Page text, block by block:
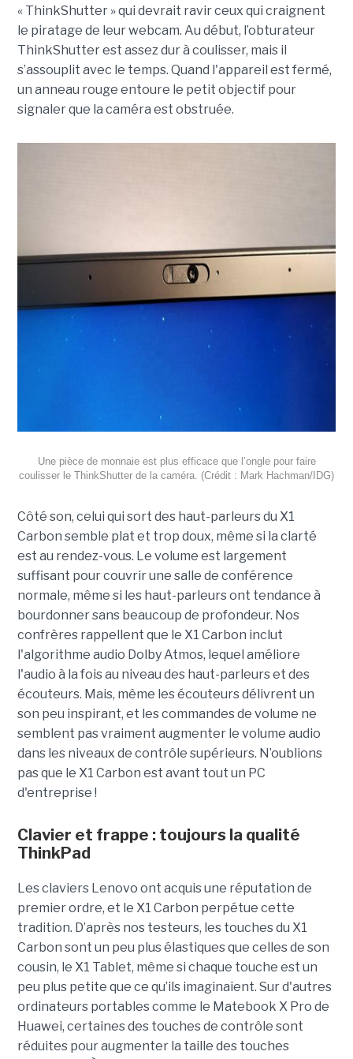
« ThinkShutter » qui devrait ravir ceux qui craignent
le piratage de leur webcam. Au début, l’obturateur
ThinkShutter est assez dur à coulisser, mais il
s’assouplit avec le temps. Quand l'appareil est fermé,
un anneau rouge entoure le petit objectif pour
signaler que la caméra est obstruée.
Une pièce de monnaie est plus efficace que l’ongle pour faire
coulisser le ThinkShutter de la caméra. (Crédit : Mark Hachman/IDG)
Côté son, celui qui sort des haut-parleurs du X1
Carbon semble plat et trop doux, même si la clarté
est au rendez-vous. Le volume est largement
suffisant pour couvrir une salle de conférence
normale, même si les haut-parleurs ont tendance à
bourdonner sans beaucoup de profondeur. Nos
confrères rappellent que le X1 Carbon inclut
l'algorithme audio Dolby Atmos, lequel améliore
l'audio à la fois au niveau des haut-parleurs et des
écouteurs. Mais, même les écouteurs délivrent un
son peu inspirant, et les commandes de volume ne
semblent pas vraiment augmenter le volume audio
dans les niveaux de contrôle supérieurs. N’oublions
pas que le X1 Carbon est avant tout un PC
d'entreprise !
Clavier et frappe : toujours la qualité
ThinkPad
Les claviers Lenovo ont acquis une réputation de
premier ordre, et le X1 Carbon perpétue cette
tradition. D’après nos testeurs, les touches du X1
Carbon sont un peu plus élastiques que celles de son
cousin, le X1 Tablet, même si chaque touche est un
peu plus petite que ce qu’ils imaginaient. Sur d'autres
ordinateurs portables comme le Matebook X Pro de
Huawei, certaines des touches de contrôle sont
réduites pour augmenter la taille des touches